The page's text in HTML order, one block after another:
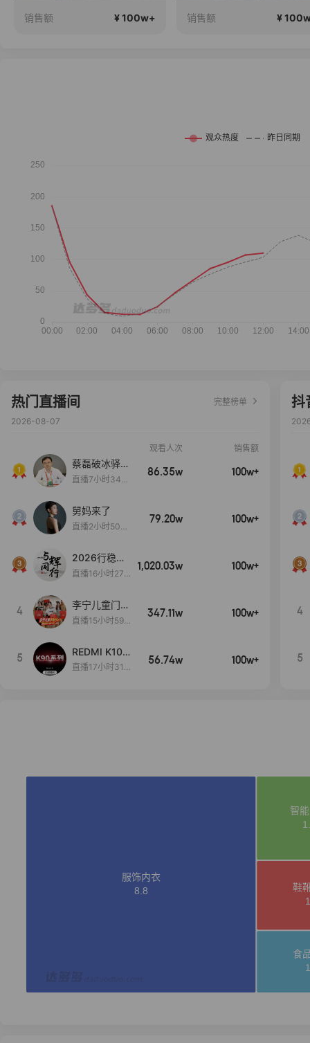
销售额 ¥ 100w+ 销售额 ¥
热门直播间
完整榜单
2026-08-07
观看人次 销售额
蔡磊破冰驿站
直播间好物分
直播7小时34分
86.35w 100w+
舅妈来了
直播2小时50分
79.20w 100w+
2026行稳致
远
直播16小时27
1,020.03w 100w+
4
李宁儿童门店
爆款赤兔8pr
了，全网销冠
刷新历史底价
直播15小时59
347.11w 100w+
5
REDMI K100
Pro系列新品
直播17小时31
56.74w 100w+
抖
4
5